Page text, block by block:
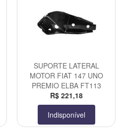
SUPORTE LATERAL
MOTOR FIAT 147 UNO
PREMIO ELBA FT113
R$ 221,18
Indisponível